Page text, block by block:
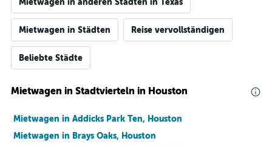
Mietwagen in Städten Reise vervollständigen
Beliebte Städte
Mietwagen in Stadtvierteln in Houston
Mietwagen in Addicks Park Ten, Houston
Mietwagen in Brays Oaks, Houston